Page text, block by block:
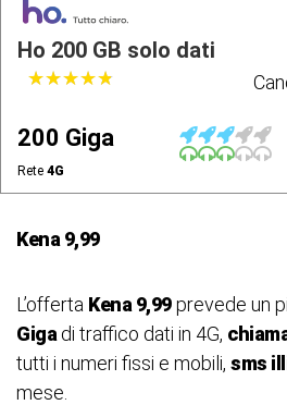
Ho 200 GB solo dati
★★★★★
★★★★★
200 Giga
Rete 4G
Kena 9,99
L’offerta Kena 9,99prevede un
Giga di traffico dati in 4G,
tutti i numeri fissi e mobili, sms
mese.